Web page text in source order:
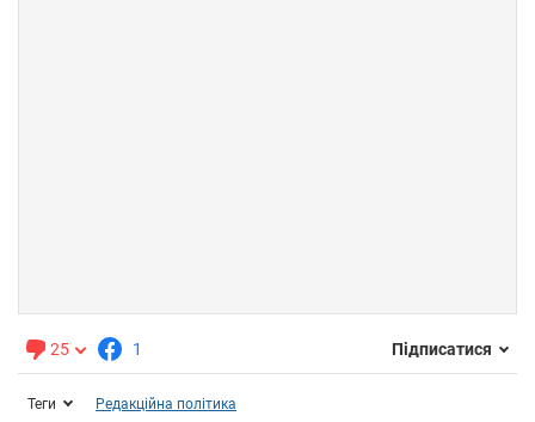
25 1 Підписатися
Теги Редакційна політика